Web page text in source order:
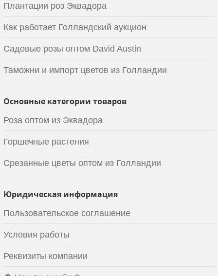
Плантации роз Эквадора
Как работает Голландский аукцион
Садовые розы оптом David Austin
Таможни и импорт цветов из Голландии
Основные категории товаров
Роза оптом из Эквадора
Горшечные растения
Срезанные цветы оптом из Голландии
Юридическая информация
Пользовательское соглашение
Условия работы
Реквизиты компании